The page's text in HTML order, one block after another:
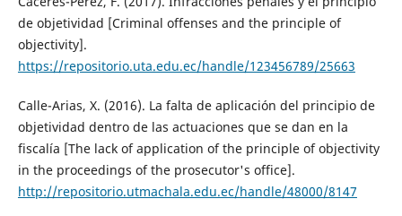
de objetividad [Criminal offenses and the principle of
objectivity].
https://repositorio.uta.edu.ec/handle/123456789/25663
Calle-Arias, X. (2016). La falta de aplicación del principio de
objetividad dentro de las actuaciones que se dan en la
fiscalía [The lack of application of the principle of objectivity
in the proceedings of the prosecutor's office].
http://repositorio.utmachala.edu.ec/handle/48000/8147